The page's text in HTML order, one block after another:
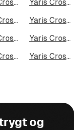
Yaris Cross Hybrid AWD-i i Hamar
Yaris Cross Hybrid AWD-i i Larvik
Yaris Cross Hybrid AWD-i i Molde
Yaris Cross Hybrid AWD-i i Kongsberg
Yaris Cross Hybrid AWD-i i Sarpsborg
Yaris Cross Hybrid AWD-i i Sandefjord
Yaris Cross Hybrid AWD-i i Narvik
Yaris Cross Hybrid AWD-i i Steinkjer
og